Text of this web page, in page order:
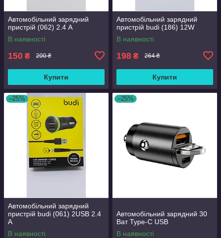
Автомобільний зарядний
пристрій (062) 2.4 A
В наявності
150 ₴ 200 ₴
Купити
Автомобільний зарядний
пристрій budi (186) 12W
В наявності
198 ₴ 264 ₴
Купити
–25%
Автомобільний зарядний
пристрій budi (061) 2USB 2.4
A
В наявності
–25%
Автомобільний зарядний 30
Ват Type-C USB
В наявності